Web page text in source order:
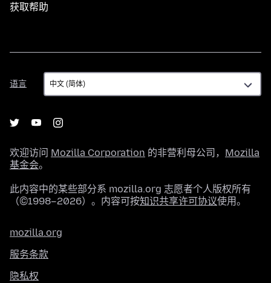
获取帮助
语言
语
言
欢迎访问 Mozilla Corporation 的非营利母公司， Mozilla
基金会。
此内容中的某些部分系 mozilla.org 志愿者个人版权所有
（©1998–2026）。内容可按知识共享许可协议使用。
mozilla.org
服务条款
隐私权